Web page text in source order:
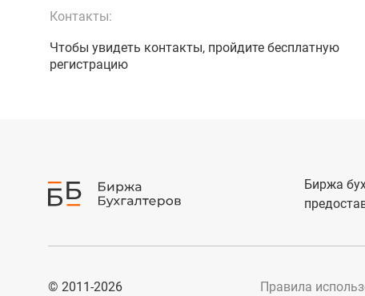
Контакты:
Чтобы увидеть контакты, пройдите бесплатную
регистрацию
Биржа
© 2011-2026 Правила